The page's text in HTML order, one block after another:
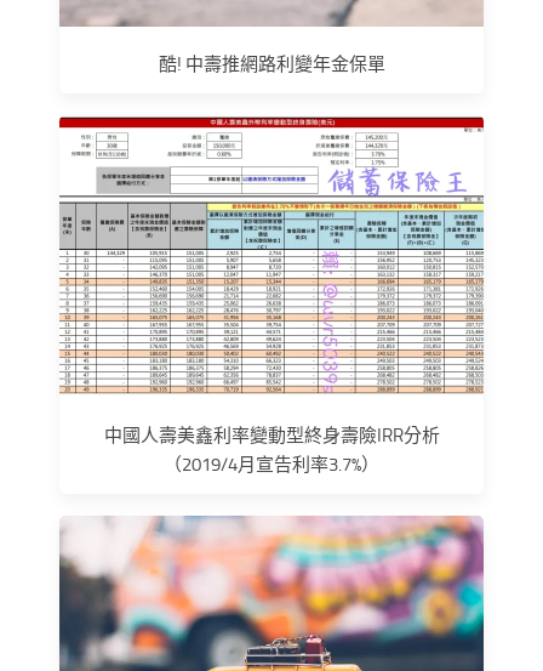
酷! 中壽推網路利變年金保單
中國人壽美鑫利率變動型終身壽險IRR分析
（2019/4月宣告利率3.7%）